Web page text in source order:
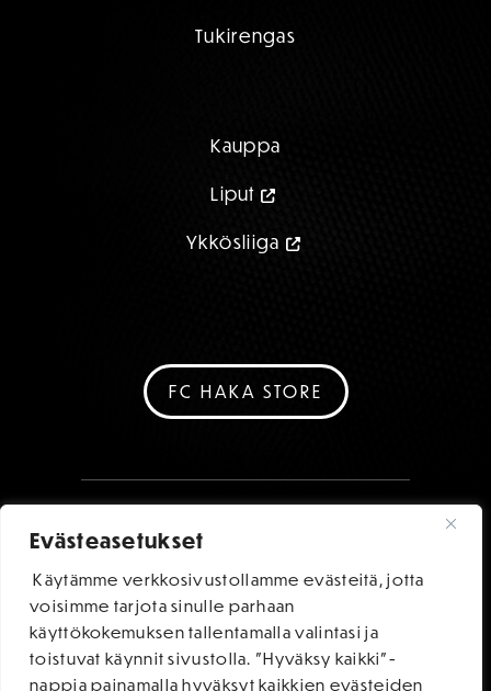
Evästeasetukset
Käytämme verkkosivustollamme evästeitä, jotta
voisimme tarjota sinulle parhaan
käyttökokemuksen tallentamalla valintasi ja
toistuvat käynnit sivustolla. "Hyväksy kaikki"-
nappia painamalla hyväksyt kaikkien evästeiden
Tukirengas
Kauppa
Liput
Ykkösliiga
FC HAKA STORE